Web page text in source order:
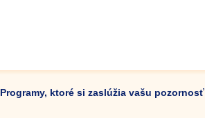
Programy, ktoré si zaslúžia vašu pozornosť